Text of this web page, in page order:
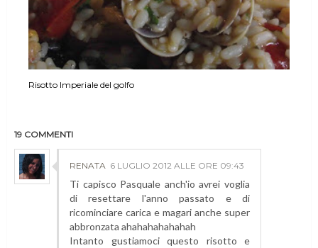
Risotto Imperiale del golfo
19 COMMENTI
RENATA 6 LUGLIO 2012 ALLE ORE 09:43
Ti capisco Pasquale anch'io avrei voglia
di resettare l'anno passato e di
ricominciare carica e magari anche super
abbronzata ahahahahahahah
Intanto gustiamoci questo risotto e